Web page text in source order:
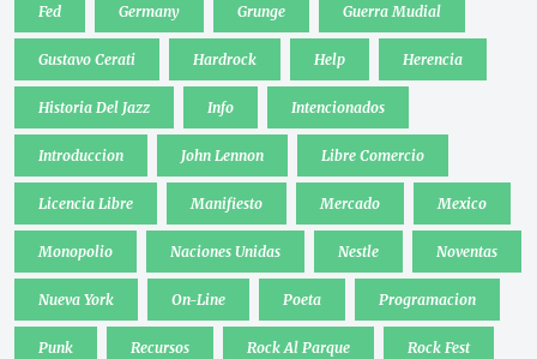
Fed Germany Grunge Guerra Mudial
Gustavo Cerati Hardrock Help Herencia
Historia Del Jazz Info Intencionados
Introduccion John Lennon Libre Comercio
Licencia Libre Manifiesto Mercado Mexico
Monopolio Naciones Unidas Nestle Noventas
Nueva York On-Line Poeta Programacion
Punk Recursos Rock Al Parque Rock Fest